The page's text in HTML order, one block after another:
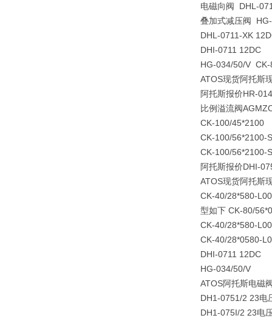
电磁向阀 DHL-
叠加式减压阀
DHL-0711-XK
DHI-0711 12DC
HG-034/50/V
ATOS现货阿托斯
阿托斯报价HR-014
比例溢流阀
CK-100/45*2100
CK-100/56*2100-
CK-100/56*2100-
阿托斯报价DHI-
ATOS现货阿托斯
CK-40/28*580-
型如下 CK-80/
CK-40/28*580-
CK-40/28*0580-
DHI-0711 12DC
HG-034/50/V
ATOS阿托斯电磁
DH1-0751/2 23电
DH1-075I/2 23电